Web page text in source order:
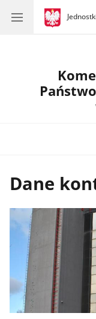
gov.pl
gov.pl
Dane